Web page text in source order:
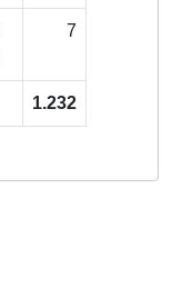
7
1.232